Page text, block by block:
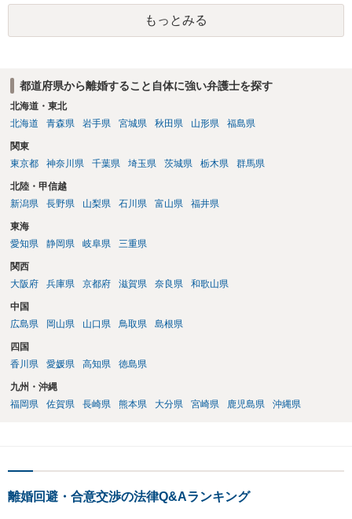
を進める選択を採らざるを得ないことが圧倒的多数です。
もっとみる
都道府県から離婚すること自体に強い弁護士を探す
北海道・東北
北海道
青森県 岩手県 宮城県 秋田県 山形県 福島県
関東
東京都
神奈川県 千葉県 埼玉県 茨城県 栃木県 群馬県
北陸・甲信越
新潟県
長野県 山梨県 石川県 富山県 福井県
東海
愛知県
静岡県 岐阜県 三重県
関西
大阪府
兵庫県 京都府 滋賀県 奈良県 和歌山県
中国
広島県
岡山県 山口県 鳥取県 島根県
四国
香川県
愛媛県 高知県 徳島県
九州・沖縄
福岡県
佐賀県 長崎県 熊本県 大分県 宮崎県 鹿児島県 沖縄県
離婚回避・合意交渉の法律Q&Aランキング